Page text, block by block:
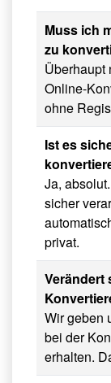
Muss ich
zu
Überhaupt
Online-
ohne
Ist es
Ja,
sicher
privat.
Verändert
Wir geben
bei der
erhalten.